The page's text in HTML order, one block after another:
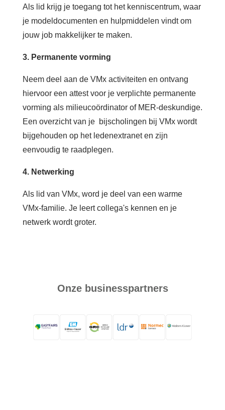
Als lid krijg je toegang tot het kenniscentrum, waar
je modeldocumenten en hulpmiddelen vindt om
jouw job makkelijker te maken.
3. Permanente vorming
Neem deel aan de VMx activiteiten en ontvang
hiervoor een attest voor je verplichte permanente
vorming als milieucoördinator of MER-deskundige.
Een overzicht van je bijscholingen bij VMx wordt
bijgehouden op het ledenextranet en zijn
eenvoudig te raadplegen.
4. Netwerking
Als lid van VMx, word je deel van een warme
VMx-familie. Je leert collega's kennen en je
netwerk wordt groter.
Onze businesspartners